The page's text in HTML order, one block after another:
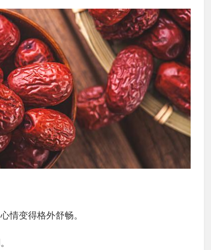
情变得格外舒畅。